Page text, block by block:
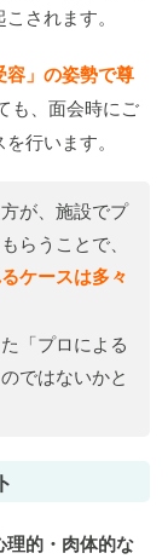
されます。
容」の姿勢で尊
も、面会時にご
行います。
が、施設でプ
らうことで、
ケースは多々
「プロによる
ではないかと
理的・肉体的な